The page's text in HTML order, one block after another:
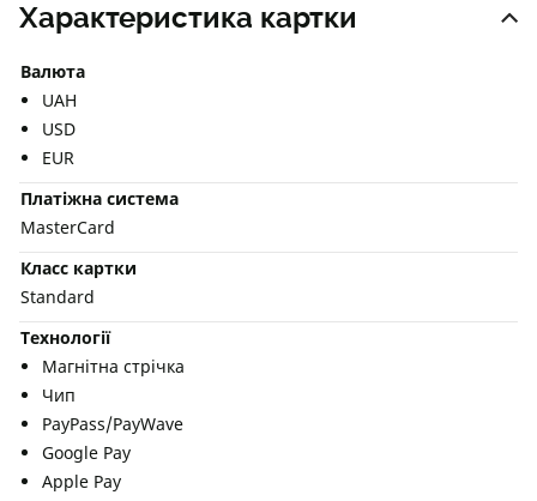
Характеристика картки
Валюта
UAH
USD
EUR
Платіжна система
MasterCard
Класс картки
Standard
Технології
Магнітна стрічка
Чип
PayPass/PayWave
Google Pay
Apple Pay